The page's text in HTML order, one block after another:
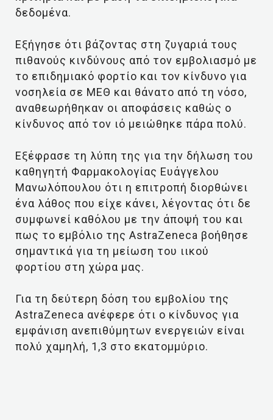
δεδομένα.
Εξήγησε ότι βάζοντας στη ζυγαριά τους
πιθανούς κινδύνους από τον εμβολιασμό με
το επιδημιακό φορτίο και τον κίνδυνο για
νοσηλεία σε ΜΕΘ και θάνατο από τη νόσο,
αναθεωρήθηκαν οι αποφάσεις καθώς ο
κίνδυνος από τον ιό μειώθηκε πάρα πολύ.
Εξέφρασε τη λύπη της για την δήλωση του
καθηγητή Φαρμακολογίας Ευάγγελου
Μανωλόπουλου ότι η επιτροπή διορθώνει
ένα λάθος που είχε κάνει, λέγοντας ότι δε
συμφωνεί καθόλου με την άποψή του και
πως το εμβόλιο της AstraZeneca βοήθησε
σημαντικά για τη μείωση του ιικού
φορτίου στη χώρα μας.
Για τη δεύτερη δόση του εμβολίου της
AstraZeneca ανέφερε ότι ο κίνδυνος για
εμφάνιση ανεπιθύμητων ενεργειών είναι
πολύ χαμηλή, 1,3 στο εκατομμύριο.